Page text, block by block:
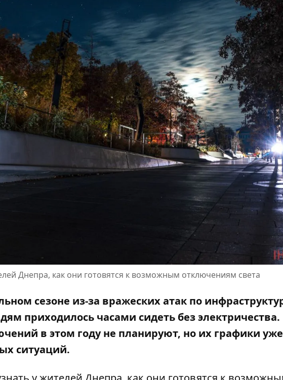
Днепра, как они готовятся к возможным отключениям света
сезоне из-за вражеских атак по
приходилось часами сидеть без
в этом году не планируют, но их графики
ситуаций.